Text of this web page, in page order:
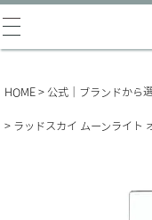
HOME 公式｜ブランドから
ラッドスカイ ムーンライト